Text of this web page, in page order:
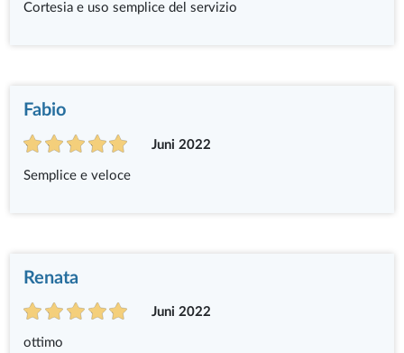
Cortesia e uso semplice del servizio
Fabio
Juni 2022
Semplice e veloce
Renata
Juni 2022
ottimo